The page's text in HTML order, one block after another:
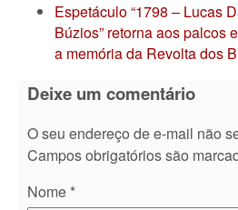
Espetáculo “1798 – Lucas
Búzios” retorna aos palcos
a memória da Revolta dos
Deixe um comentário
O seu endereço de e-mail não
Campos obrigatórios são
Nome *